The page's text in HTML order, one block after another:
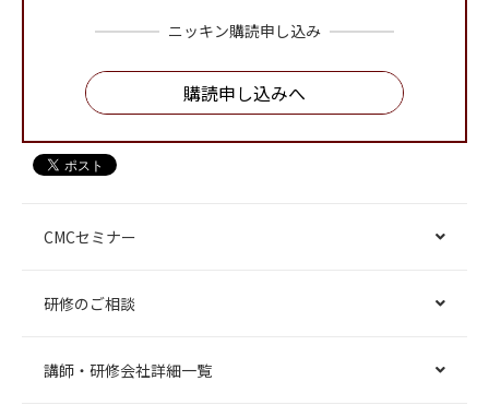
ニッキン購読申し込み
購読申し込みへ
CMCセミナー
研修のご相談
講師・研修会社詳細一覧